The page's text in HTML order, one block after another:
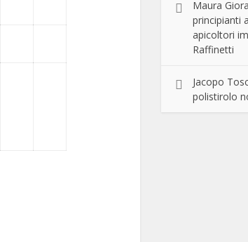
Maura Giora
principianti
apicoltori
Raffinetti
Jacopo
polistirolo